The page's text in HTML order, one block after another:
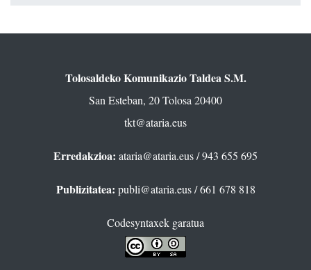
Tolosaldeko Komunikazio Taldea S.M.
San Esteban, 20 Tolosa 20400
tkt@ataria.eus
Erredakzioa: ataria@ataria.eus/ 943 655 695
Publizitatea: publi@ataria.eus/ 661 678 818
Codesyntaxek garatua